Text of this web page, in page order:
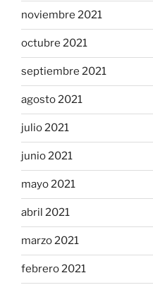
noviembre 2021
octubre 2021
septiembre 2021
agosto 2021
julio 2021
junio 2021
mayo 2021
abril 2021
marzo 2021
febrero 2021